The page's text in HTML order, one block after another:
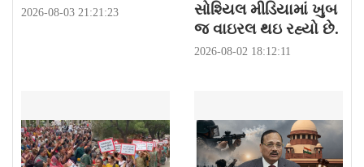
2026-08-03 21:21:23
સોશ્યિલ મીડિયામાં ખુબ
જ વાઇરલ થઇ રહ્યો છે.
2026-08-02 18:12:11